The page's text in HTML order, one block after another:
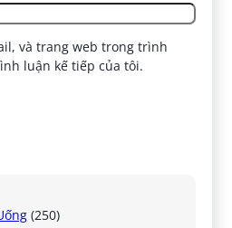
và trang web trong trình
luận kế tiếp của tôi.
(250)